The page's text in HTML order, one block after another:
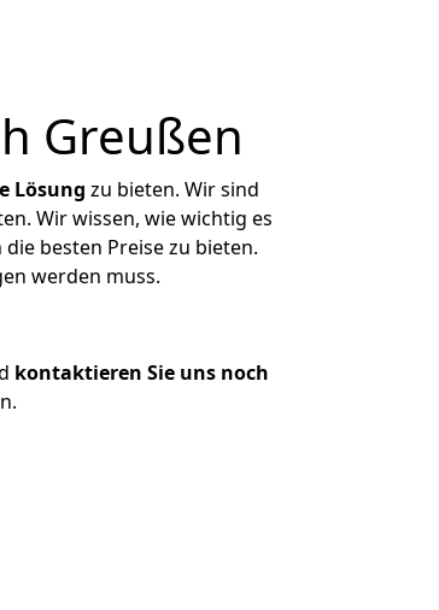
Greußen
Lösung zu bieten. Wir sind
Wir wissen, wie wichtig es
besten Preise zu bieten.
werden muss.
kontaktieren Sie uns noch